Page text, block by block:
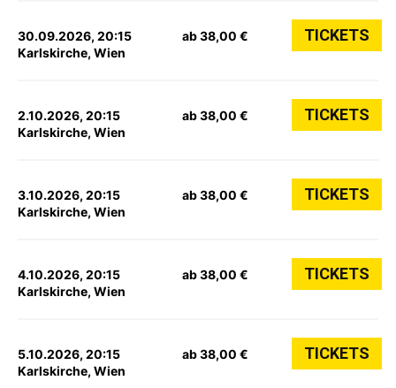
30.09.2026, 20:15
Karlskirche, Wien
ab 38,00 € TICKETS
2.10.2026, 20:15
Karlskirche, Wien
ab 38,00 € TICKETS
3.10.2026, 20:15
Karlskirche, Wien
ab 38,00 € TICKETS
4.10.2026, 20:15
Karlskirche, Wien
ab 38,00 € TICKETS
5.10.2026, 20:15
Karlskirche, Wien
ab 38,00 € TICKETS